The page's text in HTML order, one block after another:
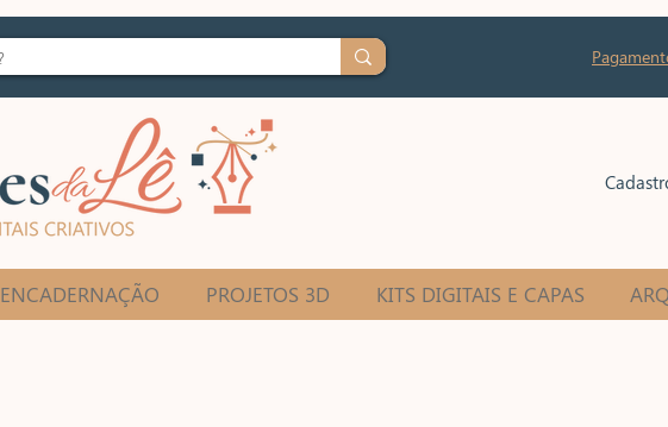
ENCADERNAÇÃO PROJETOS 3D KITS DIGITAIS E CAPAS